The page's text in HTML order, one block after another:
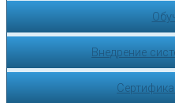
Внедрение